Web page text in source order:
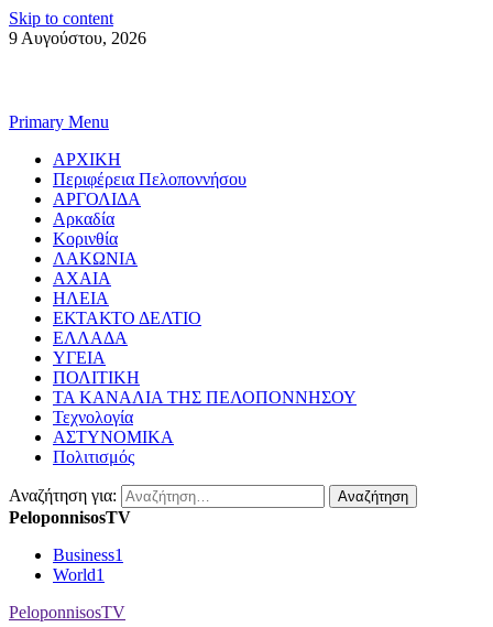
Skip to content
9 Αυγούστου, 2026
Primary Menu
ΑΡΧΙΚΗ
Περιφέρεια Πελοποννήσου
ΑΡΓΟΛΙΔΑ
Αρκαδία
Κορινθία
ΛΑΚΩΝΙΑ
ΑΧΑΙΑ
ΗΛΕΙΑ
ΕΚΤΑΚΤΟ ΔΕΛΤΙΟ
ΕΛΛΑΔΑ
ΥΓΕΙΑ
ΠΟΛΙΤΙΚΗ
ΤΑ ΚΑΝΑΛΙΑ ΤΗΣ ΠΕΛΟΠΟΝΝΗΣΟΥ
Τεχνολογία
ΑΣΤΥΝΟΜΙΚΑ
Πολιτισμός
Αναζήτηση για:
PeloponnisosTV
Business1
World1
PeloponnisosTV